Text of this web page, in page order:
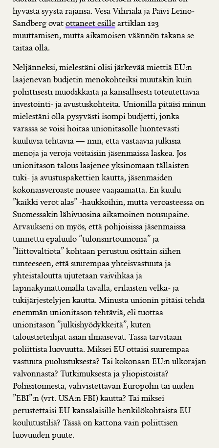
hyvästä syystä rajansa. Vesa Vihriälä ja Päivi Leino-
Sandberg ovatottaneet esilleartiklan 123
muuttamisen, mutta aikamoisen väännön takana se
taitaa olla.
Neljänneksi, mielestäni olisi järkevää miettiä EU:n
laajenevan budjetin menokohteiksi muutakin kuin
poliittisesti muodikkaita ja kansallisesti toteutettavia
investointi- ja avustuskohteita. Unionilla pitäisi minun
mielestäni olla pysyvästi isompi budjetti, jonka
varassa se voisi hoitaa unionitasolle luontevasti
kuuluvia tehtäviä — niin, että vastaavia julkisia
menoja ja veroja voitaisiin jäsenmaissa laskea. Jos
unionitason talous laajenee yksinomaan tällaisten
tuki- ja avustuspakettien kautta, jäsenmaiden
kokonaisveroaste nousee vääjäämättä. En kuulu
”kaikki verot alas” -haukkoihin, mutta veroasteessa on
Suomessakin lähivuosina aikamoinen nousupaine.
Arvaukseni on myös, että pohjoisissa jäsenmaissa
tunnettu epäluulo ”tulonsiirtounionia” ja
”liittovaltiota” kohtaan perustuu osittain siihen
tunteeseen, että suurempaa yhteisvastuuta ja
yhteistaloutta ujutetaan vaivihkaa ja
läpinäkymättömällä tavalla, erilaisten velka- ja
tukijärjestelyjen kautta. Minusta unionin pitäisi tehdä
enemmän unionitason tehtäviä, eli tuottaa
unionitason ”julkishyödykkeitä”, kuten
taloustieteilijät asian ilmaisevat. Tässä tarvitaan
poliittista luovuutta. Miksei EU ottaisi suurempaa
vastuuta puolustuksesta? Tai kokonaan EU:n ulkorajan
valvonnasta? Tutkimuksesta ja yliopistoista?
Poliisitoimesta, vahvistettavan Europolin tai uuden
”EBI”:n (vrt. USA:n FBI) kautta? Tai miksei
perustettaisi EU-kansalaisille henkilökohtaista EU-
koulutustiliä? Tässä on kattona vain poliittisen
luovuuden puute.